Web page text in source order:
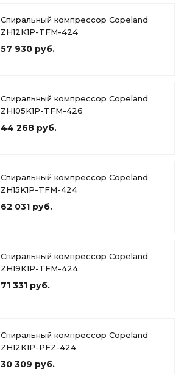
Спиральный компрессор Copeland
ZH12K1P-TFM-424
57 930 руб.
Спиральный компрессор Copeland
ZHI05K1P-TFM-426
44 268 руб.
Спиральный компрессор Copeland
ZH15K1P-TFM-424
62 031 руб.
Спиральный компрессор Copeland
ZH19K1P-TFM-424
71 331 руб.
Спиральный компрессор Copeland
ZH12K1P-PFZ-424
30 309 руб.